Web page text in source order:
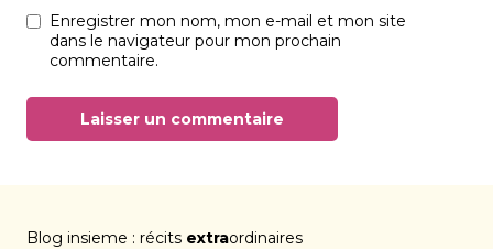
Enregistrer mon nom, mon e-mail et mon site
dans le navigateur pour mon prochain
commentaire.
Blog insieme : récits extraordinaires